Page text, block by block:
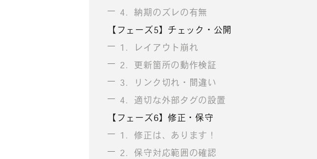
4．納期のズレの有無
【フェーズ5】チェック・公開
1．レイアウト崩れ
2．更新箇所の動作検証
3．リンク切れ・間違い
4．適切な外部タグの設置
【フェーズ6】修正・保守
1．修正は、あります！
2．保守対応範囲の確認